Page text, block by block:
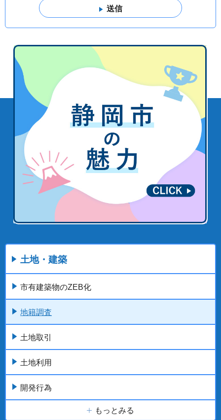
土地・建築
市有建築物のZEB化
地籍調査
土地取引
土地利用
開発行為
もっとみる